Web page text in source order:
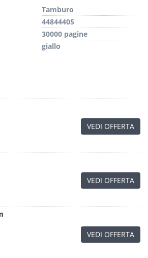
Tamburo
44844405
30000 pagine
giallo
VEDI OFFERTA
VEDI OFFERTA
VEDI OFFERTA